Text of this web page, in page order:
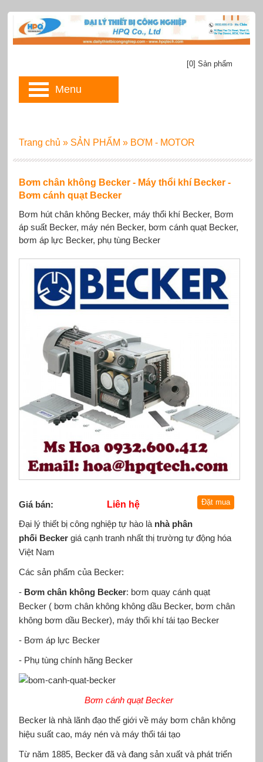
Bơm chân không Becker - Máy thổi khí Becker -
Bơm cánh quạt Becker
Bơm hút chân không Becker, máy thổi khí Becker, Bơm
áp suất Becker, máy nén Becker, bơm cánh quạt Becker,
bơm áp lực Becker, phụ tùng Becker
Giá bán:
Liên hệ
Đại lý thiết bị công nghiệp tự hào là nhà phân
phối Beckergiá cạnh tranh nhất thị trường tự động hóa
Việt Nam
Các sản phẩm của Becker:
- Bơm chân không Becker: bơm quay cánh quạt
Becker ( bơm chân không không dầu Becker, bơm chân
không bơm dầu Becker), máy thổi khí tái tạo Becker
- Bơm áp lực Becker
- Phụ tùng chính hãng Becker
Bơm cánh quạt Becker
Becker là nhà lãnh đạo thế giới về máy bơm chân không
hiệu suất cao, máy nén và máy thổi tái tạo
Từ năm 1885, Becker đã và đang sản xuất và phát triển
Trang chủ » SẢN PHẨM » BƠM - MOTOR
[0] Sản phẩm
Menu